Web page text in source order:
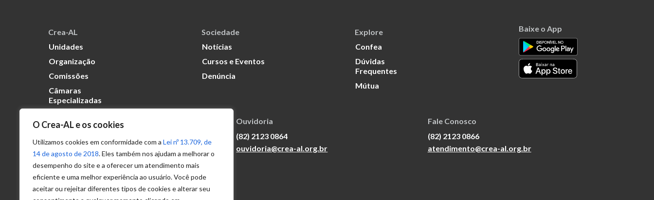
O Crea-AL e os cookies
Utilizamos cookies em conformidade com a Lei nº 13.709, de
14 de agosto de 2018. Eles também nos ajudam a melhorar o
desempenho do site e a oferecer um atendimento mais
eficiente e uma melhor experiência ao usuário. Você pode
aceitar ou rejeitar diferentes tipos de cookies e alterar seu
Crea-AL
Unidades
Organização
Comissões
Câmaras
Especializadas
Sociedade
Notícias
Cursos e Eventos
Denúncia
Explore
Confea
Dúvidas
Frequentes
Mútua
Baixe o App
Transparência
Portal
Acesso à
Informação
Política de
Privacidade de
Dados
Ouvidoria
(82) 2123 0864
ouvidoria@crea-al.org.br
Fale Conosco
(82) 2123 0866
atendimento@crea-al.org.br